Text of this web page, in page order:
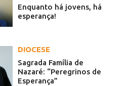
Enquanto há jovens, há
esperança!
DIOCESE
Sagrada Família de
Nazaré: “Peregrinos de
Esperança”